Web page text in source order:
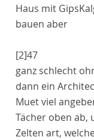
Haus mit
bauen aber
[2]47
ganz schlecht
dann ein
Muetviel
Tächer oben ab,
Zelten art,